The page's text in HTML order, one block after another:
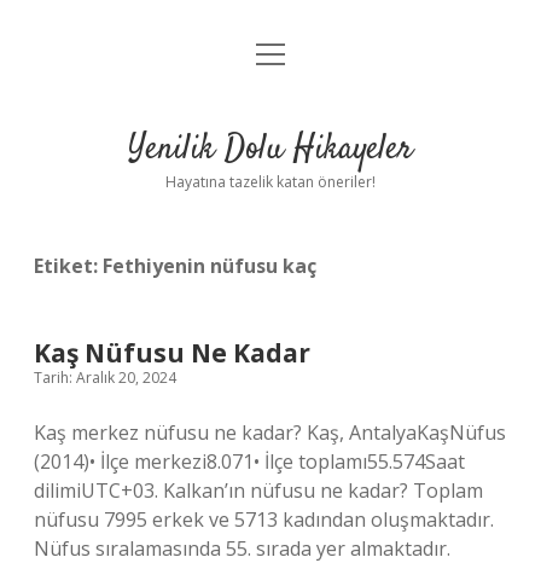
Anasayfa
Yasal Uyarı
menüyü
Yenilik Dolu Hikayeler
Hayatına tazelik katan öneriler!
Etiket: Fethiyenin nüfusu kaç
Kaş Nüfusu Ne Kadar
Tarih: Aralık 20, 2024
Kaş merkez nüfusu ne kadar? Kaş, AntalyaKaşNüfus
(2014)• İlçe merkezi8.071• İlçe toplamı55.574Saat
dilimiUTC+03. Kalkan’ın nüfusu ne kadar? Toplam
nüfusu 7995 erkek ve 5713 kadından oluşmaktadır.
Nüfus sıralamasında 55. sırada yer almaktadır.